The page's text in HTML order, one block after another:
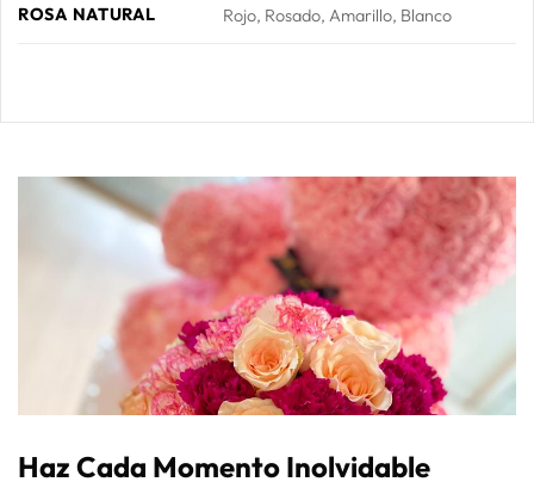
ROSA NATURAL Rojo, Rosado, Amarillo, Blanco
Haz Cada Momento Inolvidable